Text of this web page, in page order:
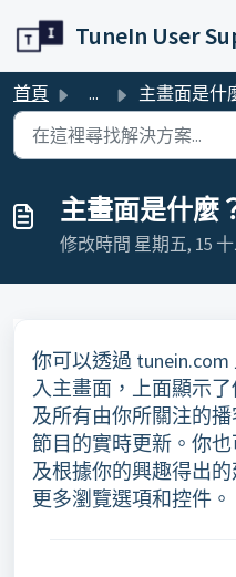
TuneIn User
首頁 ... 主畫面是什
主畫面是什麼
修改時間 星期五, 15 十
你可以透過
入主畫面，上面顯示
及所有由你所關注的
節目的實時更新。你
及根據你的興趣得出
更多瀏覽選項和控件。